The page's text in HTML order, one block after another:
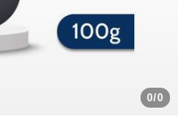
0/0